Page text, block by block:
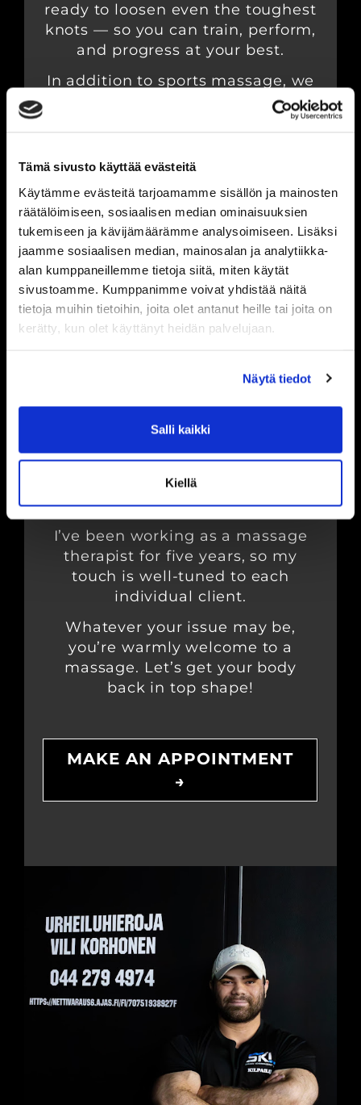
Tämä sivusto käyttää evästeitä
Käytämme evästeitä tarjoamamme sisällön ja mainosten
räätälöimiseen, sosiaalisen median ominaisuuksien
tukemiseen ja kävijämäärämme analysoimiseen. Lisäksi
jaamme sosiaalisen median, mainosalan ja analytiikka-
alan kumppaneillemme tietoja siitä, miten käytät
sivustoamme. Kumppanimme voivat yhdistää näitä
tietoja muihin tietoihin, joita olet antanut heille tai joita on
kerätty, kun olet käyttänyt heidän palvelujaan.
Näytä tiedot
Salli kaikki
Kiellä
ready to loosen even the toughest
knots — so you can train, perform,
and progress at your best.
In addition to sports massage, we
also offer jaw muscle massage,
Dry Needling, lymphatic massage,
READ MORE →
VILI KORHONEN
I’m Vili Korhonen, a certified
sports massage therapist and
gym coach.
I’ve been working as a massage
therapist for five years, so my
touch is well-tuned to each
individual client.
Whatever your issue may be,
you’re warmly welcome to a
massage. Let’s get your body
back in top shape!
MAKE AN APPOINTMENT
→